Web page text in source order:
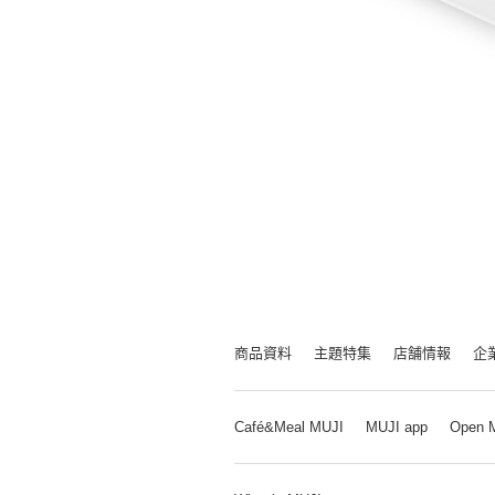
商品資料 主題特集 店舗情報 企
Café&Meal MUJI MUJI app Open